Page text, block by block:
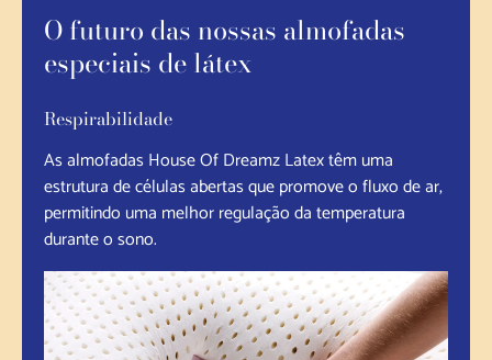
O futuro das nossas almofadas
especiais de látex
Respirabilidade
As almofadas House Of Dreamz Latex têm uma
estrutura de células abertas que promove o fluxo de ar,
permitindo uma melhor regulação da temperatura
durante o sono.